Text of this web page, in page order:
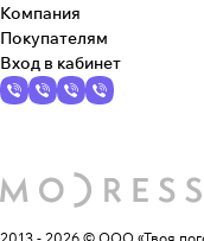
Компания
Покупателям
Вход в кабинет